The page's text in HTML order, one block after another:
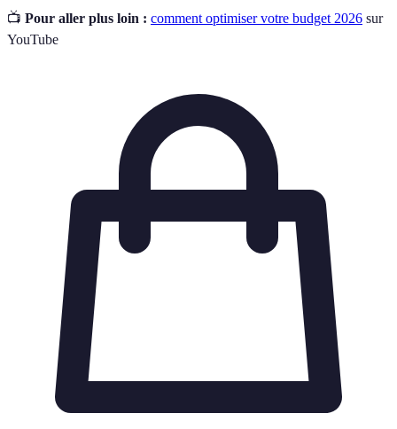
📺 Pour aller plus loin : comment optimiser votre budget 2026 sur
YouTube